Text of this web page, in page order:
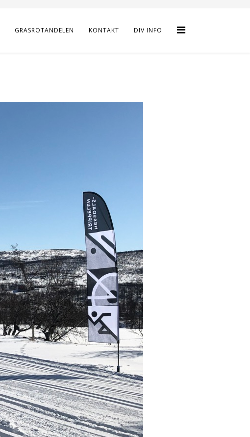
GRASROTANDELEN KONTAKT DIV INFO